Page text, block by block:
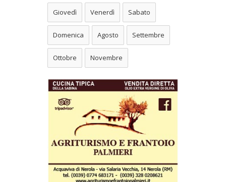
Giovedì Venerdì Sabato
Domenica Agosto Settembre
Ottobre Novembre